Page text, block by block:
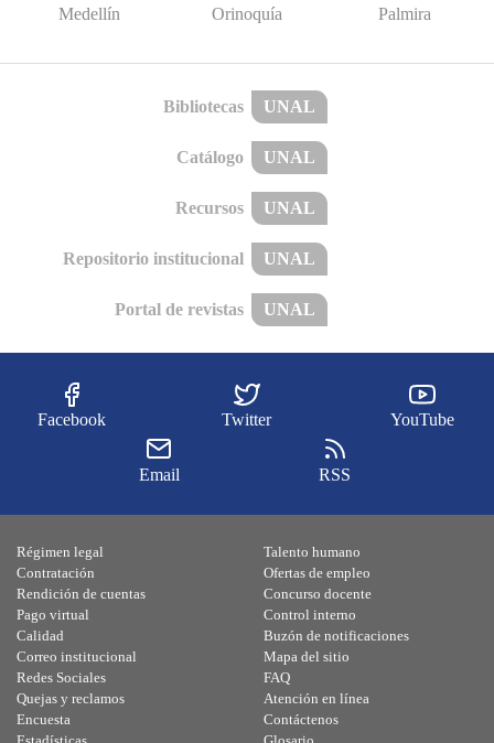
Medellín Orinoquía Palmira
Bibliotecas UNAL
Catálogo UNAL
Recursos UNAL
Repositorio institucional UNAL
Portal de revistas UNAL
Facebook Twitter YouTube
Email RSS
Régimen legal
Contratación
Rendición de cuentas
Pago virtual
Calidad
Talento humano
Ofertas de empleo
Concurso docente
Control interno
Buzón de notificaciones
Correo institucional
Redes Sociales
Quejas y reclamos
Encuesta
Mapa del sitio
FAQ
Atención en línea
Contáctenos